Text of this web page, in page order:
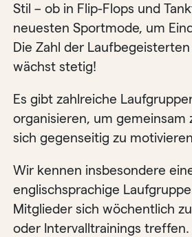
Stil – ob in Flip-Flops und
neuesten Sportmode, um
Die Zahl der
wächst stetig!
Es gibt zahlreiche
organisieren, um gemeinsam
sich gegenseitig zu
Wir kennen insbesondere
englischsprachige
Mitglieder sich wöchentlich
oder Intervalltrainings